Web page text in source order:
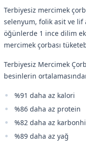
Terbiyesiz mercimek
selenyum, folik asit ve lif
öğünlerde 1 ince dilim
mercimek çorbası
Terbiyesiz Mercimek
besinlerin
%91 daha az kalori
%86 daha az protein
%82 daha az
%89 daha az yağ